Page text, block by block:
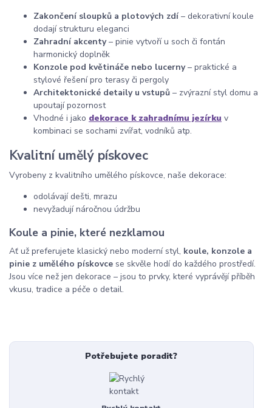
Zakončení sloupků a plotových zdí– dekorativní koule
dodají strukturu eleganci
Zahradní akcenty– pinie vytvoří u soch či fontán
harmonický doplněk
Konzole pod květináče nebo lucerny– praktické a
stylové řešení pro terasy či pergoly
Architektonické detaily u vstupů – zvýrazní styl domu a
upoutají pozornost
Vhodné i jako dekorace k zahradnímu jezírku v
kombinaci se sochami zvířat, vodníků atp.
Kvalitní umělý pískovec
Vyrobeny z kvalitního umělého pískovce, naše dekorace:
odolávají dešti, mrazu
nevyžadují náročnou údržbu
Koule a pinie, které nezklamou
Ať už preferujete klasický nebo moderní styl, koule, konzole a
pinie z umělého pískovce se skvěle hodí do každého prostředí.
Jsou více než jen dekorace – jsou to prvky, které vyprávějí příběh
vkusu, tradice a péče o detail.
Potřebujete poradit?